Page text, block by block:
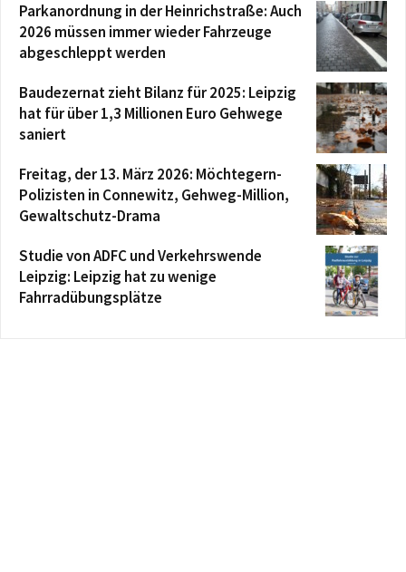
Parkanordnung in der Heinrichstraße: Auch
2026 müssen immer wieder Fahrzeuge
abgeschleppt werden
Baudezernat zieht Bilanz für 2025: Leipzig
hat für über 1,3 Millionen Euro Gehwege
saniert
Freitag, der 13. März 2026: Möchtegern-
Polizisten in Connewitz, Gehweg-Million,
Gewaltschutz-Drama
Studie von ADFC und Verkehrswende
Leipzig: Leipzig hat zu wenige
Fahrradübungsplätze